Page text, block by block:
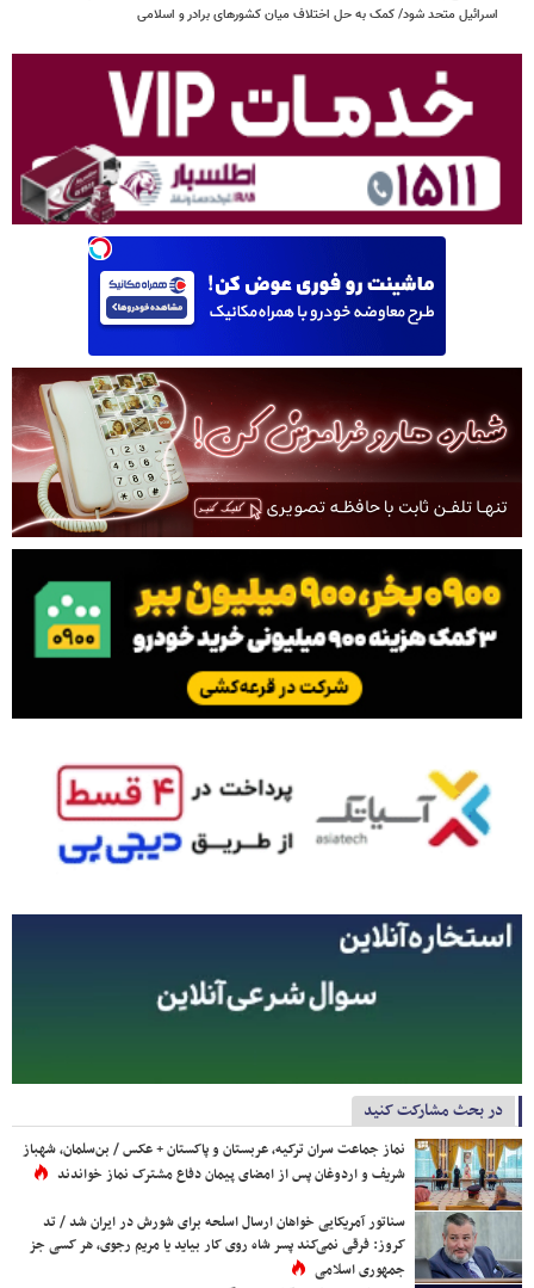
اسرائیل متحد شود/ کمک به حل اختلاف میان کشورهای برادر و اسلامی
در بحث مشارکت کنید
نماز جماعت سران ترکیه، عربستان و پاکستان + عکس / بن‌سلمان، شهباز
شریف و اردوغان پس از امضای پیمان دفاع مشترک نماز خواندند
سناتور آمریکایی خواهان ارسال اسلحه برای شورش در ایران شد / تد
کروز: فرقی نمی‌کند پسر شاه روی کار بیاید یا مریم رجوی، هر کسی جز
جمهوری اسلامی